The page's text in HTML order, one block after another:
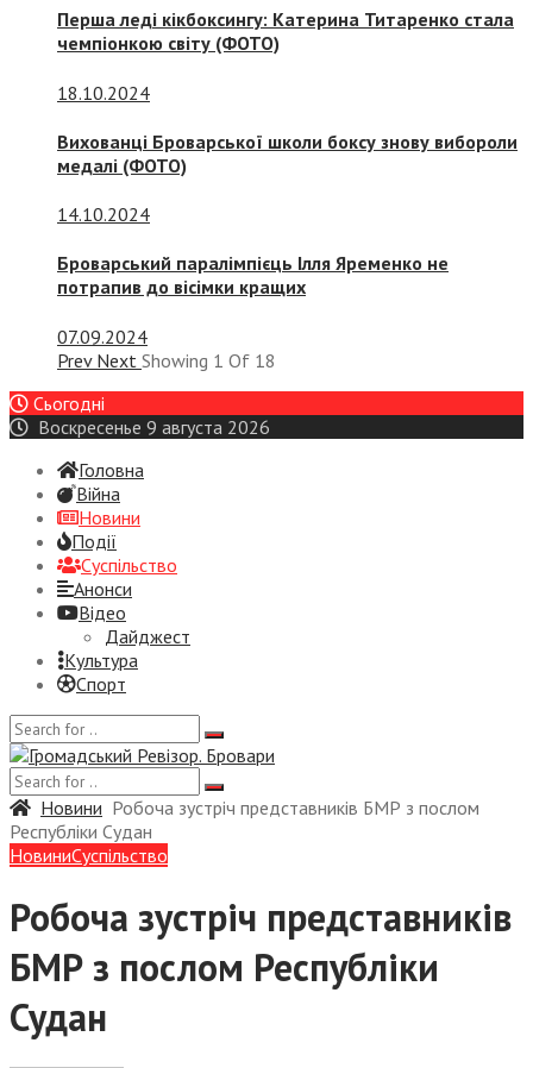
Перша леді кікбоксингу: Катерина Титаренко стала
чемпіонкою світу (ФОТО)
18.10.2024
Вихованці Броварської школи боксу знову вибороли
медалі (ФОТО)
14.10.2024
Броварський паралімпієць Ілля Яременко не
потрапив до вісімки кращих
07.09.2024
Prev Next Showing 1 Of 18
Сьогодні
Воскресенье 9 августа 2026
Головна
Війна
Новини
Події
Суспiльство
Анонси
Відео
Дайджест
Культура
Спорт
Новини Робоча зустріч представників БМР з послом
Республіки Судан
НовиниСуспiльство
Робоча зустріч представників
БМР з послом Республіки
Судан